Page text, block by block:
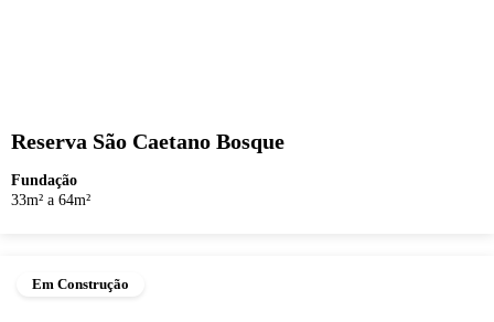
Reserva São Caetano Bosque
Fundação
33m² a 64m²
Em Construção